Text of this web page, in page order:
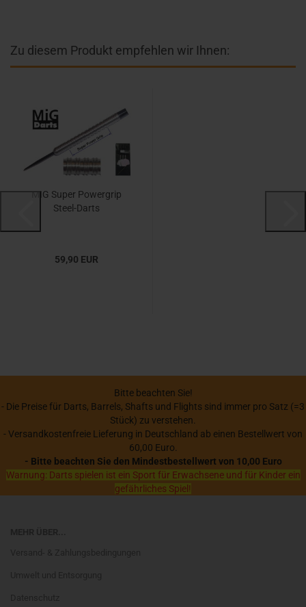
Zu diesem Produkt empfehlen wir Ihnen:
MIG Super Powergrip
Steel-Darts
59,90 EUR
Bitte beachten Sie!
- Die Preise für Darts, Barrels, Shafts und Flights sind immer pro Satz (=3
Stück) zu verstehen.
- Versandkostenfreie Lieferung in Deutschland ab einen Bestellwert von
60,00 Euro.
- Bitte beachten Sie den Mindestbestellwert von 10,00 Euro
Warnung: Darts spielen ist ein Sport für Erwachsene und für Kinder ein
gefährliches Spiel!